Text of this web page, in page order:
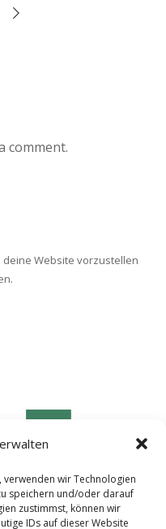
wir Technologien
speichern und/oder darauf
zustimmst, können wir
IDs auf dieser Website
comment.
deine Website vorzustellen